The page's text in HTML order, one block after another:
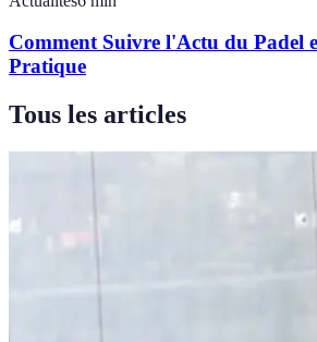
Comment Suivre l'Actu du Padel
Pratique
Tous les articles